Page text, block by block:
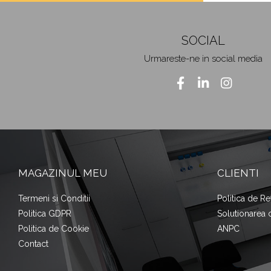
SOCIAL
Urmareste-ne in social media
MAGAZINUL MEU
Termeni si Conditii
Politica GDPR
Politica de Cookie
Contact
CLIENTI
Politica de
Solutionarea
ANPC